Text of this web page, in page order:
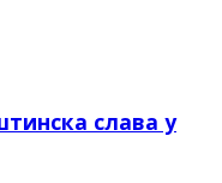
слава у